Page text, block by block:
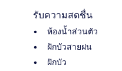
รับความสดชื่น
ห้องน้ำส่วนตัว
ฝักบัวสายฝน
ฝักบัว